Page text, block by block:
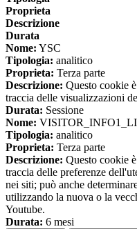
Proprieta
Descrizione
Durata
Nome: YSC
Tipologia: analitico
Proprieta: Terza parte
Descrizione: Questo cookie
traccia delle visualizzazioni
Durata: Sessione
Nome:
Tipologia: analitico
Proprieta: Terza parte
Descrizione: Questo cookie
traccia delle preferenze
nei siti; può anche
utilizzando la nuova o la
Youtube.
Durata: 6 mesi